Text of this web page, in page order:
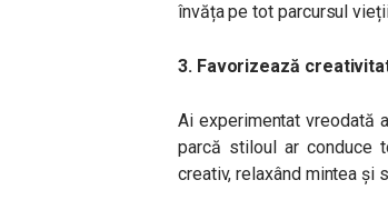
învăța pe tot parcursul
3. Favorizează
Ai experimentat vreodată
parcă stiloul ar conduce
creativ, relaxând mintea și